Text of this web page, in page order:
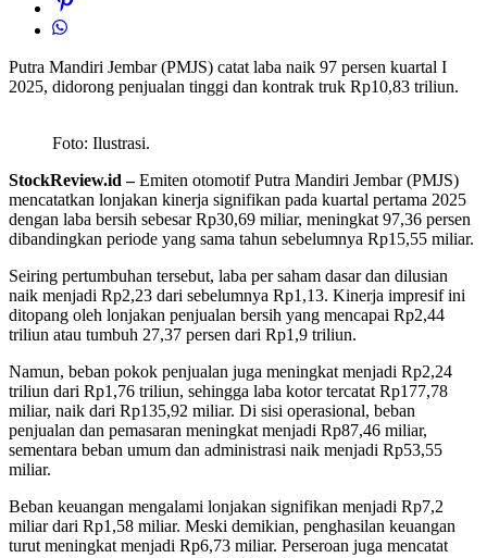
Putra Mandiri Jembar (PMJS) catat laba naik 97 persen kuartal I
2025, didorong penjualan tinggi dan kontrak truk Rp10,83 triliun.
Foto: Ilustrasi.
StockReview.id –Emiten otomotifPutra Mandiri Jembar(PMJS)
mencatatkan lonjakan kinerja signifikan pada kuartal pertama 2025
dengan laba bersih sebesar Rp30,69 miliar, meningkat 97,36 persen
dibandingkan periode yang sama tahun sebelumnya Rp15,55 miliar.
Seiring pertumbuhan tersebut, laba per saham dasar dan dilusian
naik menjadi Rp2,23 dari sebelumnya Rp1,13. Kinerja impresif ini
ditopang oleh lonjakan penjualan bersih yang mencapai Rp2,44
triliun atau tumbuh 27,37 persen dari Rp1,9 triliun.
Namun, beban pokok penjualan juga meningkat menjadi Rp2,24
triliun dari Rp1,76 triliun, sehingga laba kotor tercatat Rp177,78
miliar, naik dari Rp135,92 miliar. Di sisi operasional, beban
penjualan dan pemasaran meningkat menjadi Rp87,46 miliar,
sementara beban umum dan administrasi naik menjadi Rp53,55
miliar.
Beban keuangan mengalami lonjakan signifikan menjadi Rp7,2
miliar dari Rp1,58 miliar. Meski demikian, penghasilan keuangan
turut meningkat menjadi Rp6,73 miliar. Perseroan juga mencatat